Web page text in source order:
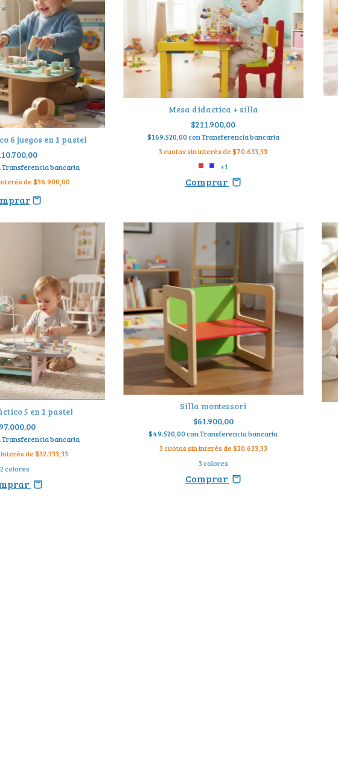
6 juegos en 1 pastel
Transferencia bancaria
de$36.900,00
Mesa didactica + silla
$211.900,00
$169.520,00conTransferencia bancaria
3 cuotas sin interés de$70.633,33
+1
Comprar
5 en 1 pastel
Transferencia bancaria
interés de$32.333,33
2 colores
Silla montessori
$61.900,00
$49.520,00conTransferencia bancaria
3cuotas sin interés de$20.633,33
3 colores
Comprar